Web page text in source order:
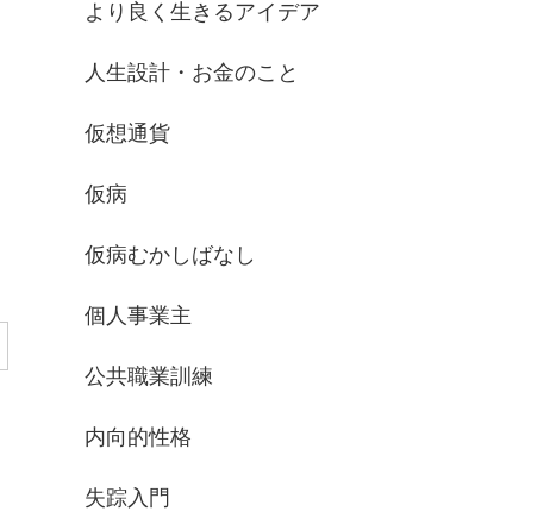
より良く生きるアイデア
人生設計・お金のこと
仮想通貨
仮病
仮病むかしばなし
個人事業主
公共職業訓練
内向的性格
失踪入門